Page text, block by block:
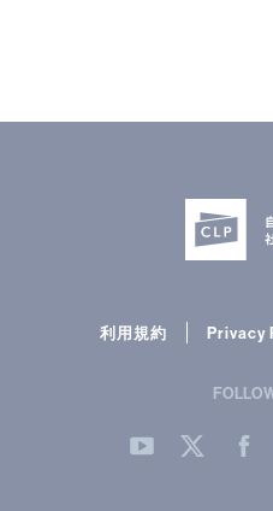
利用規約 Privacy